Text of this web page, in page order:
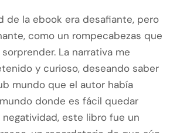
de la ebook era desafiante, pero
como un rompecabezas que
La narrativa me
y curioso, deseando saber
mundo que el autor había
donde es fácil quedar
este libro fue un